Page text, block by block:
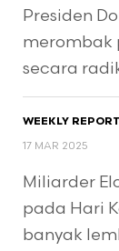
Presiden
merombak
secara
WEEKLY
17 MAR 2025
Miliarder
pada Hari
banyak